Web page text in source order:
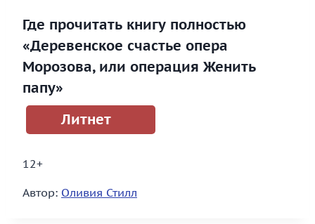
Где прочитать книгу полностью
«Деревенское счастье опера
Морозова, или операция Женить
папу»
Литнет
12+
Автор: Оливия Стилл